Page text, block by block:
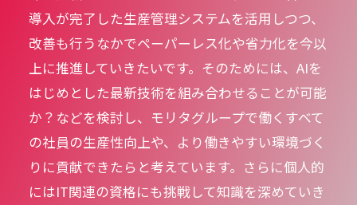
導入が完了した生産管理システムを活用しつつ、
改善も行うなかでペーパーレス化や省力化を今以
上に推進していきたいです。そのためには、AIを
はじめとした最新技術を組み合わせることが可能
か？などを検討し、モリタグループで働くすべて
の社員の生産性向上や、より働きやすい環境づく
りに貢献できたらと考えています。さらに個人的
にはIT関連の資格にも挑戦して知識を深めていき